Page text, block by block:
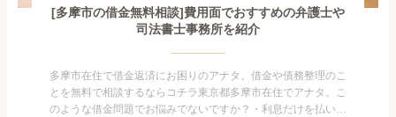
[多摩市の借金無料相談]費用面でおすすめの弁護士や
司法書士事務所を紹介
多摩市在住で借金返済にお困りのアナタ。借金や債務整理のこ
とを無料で相談するならコチラ東京都多摩市在住でアナタ。こ
のような借金問題でお悩みでないですか？・利息だけを払い続